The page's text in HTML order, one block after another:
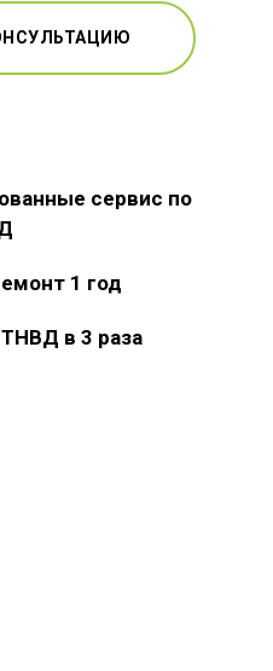
сервис по
1 год
в 3 раза